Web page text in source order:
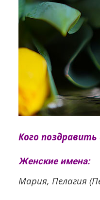
Кого
Женские имена:
Мария, Пелагия